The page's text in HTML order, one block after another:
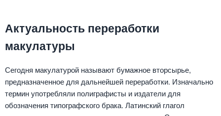
Актуальность переработки
макулатуры
Сегодня макулатурой называют бумажное вторсырье,
предназначенное для дальнейшей переработки. Изначально
термин употребляли полиграфисты и издатели для
обозначения типографского брака. Латинский глагол